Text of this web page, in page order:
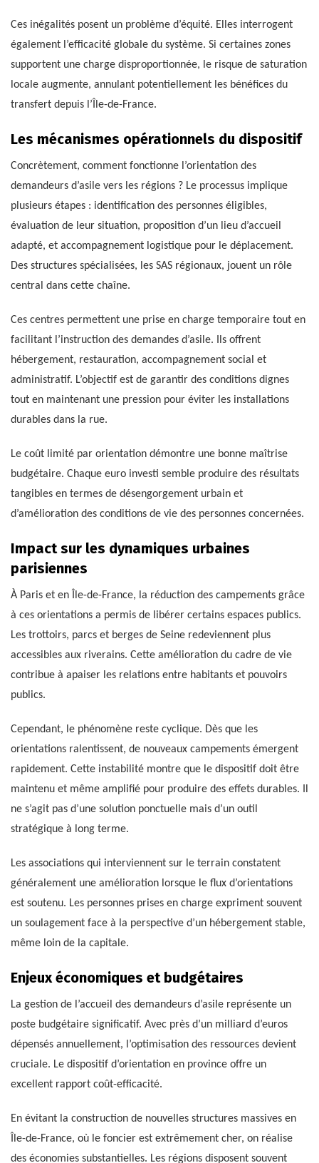
Ces inégalités posent un problème d’équité. Elles interrogent
également l’efficacité globale du système. Si certaines zones
supportent une charge disproportionnée, le risque de saturation
locale augmente, annulant potentiellement les bénéfices du
transfert depuis l’Île-de-France.
Les mécanismes opérationnels du dispositif
Concrètement, comment fonctionne l’orientation des
demandeurs d’asile vers les régions ? Le processus implique
plusieurs étapes : identification des personnes éligibles,
évaluation de leur situation, proposition d’un lieu d’accueil
adapté, et accompagnement logistique pour le déplacement.
Des structures spécialisées, les SAS régionaux, jouent un rôle
central dans cette chaîne.
Ces centres permettent une prise en charge temporaire tout en
facilitant l’instruction des demandes d’asile. Ils offrent
hébergement, restauration, accompagnement social et
administratif. L’objectif est de garantir des conditions dignes
tout en maintenant une pression pour éviter les installations
durables dans la rue.
Le coût limité par orientation démontre une bonne maîtrise
budgétaire. Chaque euro investi semble produire des résultats
tangibles en termes de désengorgement urbain et
d’amélioration des conditions de vie des personnes concernées.
Impact sur les dynamiques urbaines
parisiennes
À Paris et en Île-de-France, la réduction des campements grâce
à ces orientations a permis de libérer certains espaces publics.
Les trottoirs, parcs et berges de Seine redeviennent plus
accessibles aux riverains. Cette amélioration du cadre de vie
contribue à apaiser les relations entre habitants et pouvoirs
publics.
Cependant, le phénomène reste cyclique. Dès que les
orientations ralentissent, de nouveaux campements émergent
rapidement. Cette instabilité montre que le dispositif doit être
maintenu et même amplifié pour produire des effets durables. Il
ne s’agit pas d’une solution ponctuelle mais d’un outil
stratégique à long terme.
Les associations qui interviennent sur le terrain constatent
généralement une amélioration lorsque le flux d’orientations
est soutenu. Les personnes prises en charge expriment souvent
un soulagement face à la perspective d’un hébergement stable,
même loin de la capitale.
Enjeux économiques et budgétaires
La gestion de l’accueil des demandeurs d’asile représente un
poste budgétaire significatif. Avec près d’un milliard d’euros
dépensés annuellement, l’optimisation des ressources devient
cruciale. Le dispositif d’orientation en province offre un
excellent rapport coût-efficacité.
En évitant la construction de nouvelles structures massives en
Île-de-France, où le foncier est extrêmement cher, on réalise
des économies substantielles. Les régions disposent souvent